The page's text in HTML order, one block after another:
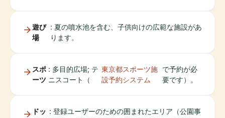
遊び
場
: 夏の噴水池を含む、子供向けの広範な施設があ
ります。
スポ
ーツ
: 多目的広場; テ
ニスコート（
東京都スポーツ施
設予約システム
で予約が必
要です）。
ドッ : 登録ユーザーのための囲まれたエリア（公園事